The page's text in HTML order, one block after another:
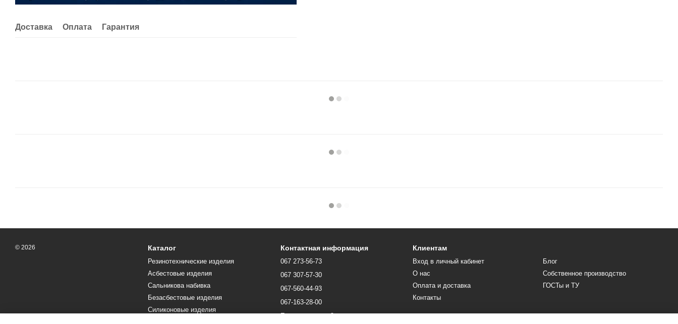
Доставка Оплата Гарантия
© 2026 Каталог
Резинотехнические изделия
Асбестовые изделия
Сальникова набивка
Безасбестовые изделия
Силиконовые изделия
Контактная информация
067 273-56-73
067 307-57-30
067-560-44-93
067-163-28-00
Перезвонить вам?
Клиентам
Вход в личный кабинет
О нас
Оплата и доставка
Контакты
Блог
Собственное производство
ГОСТы и ТУ